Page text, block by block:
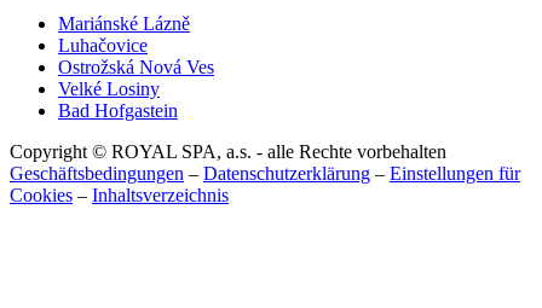
Mariánské Lázně
Luhačovice
Ostrožská Nová Ves
Velké Losiny
Bad Hofgastein
Copyright © ROYAL SPA, a.s. - alle Rechte vorbehalten
Geschäftsbedingungen – Datenschutzerklärung – Einstellungen für
Cookies – Inhaltsverzeichnis